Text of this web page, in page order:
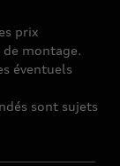
prix
de montage.
éventuels
sont sujets